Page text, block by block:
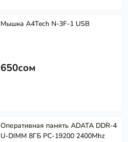
Мышка A4Tech N-3F-1 USB
650сом
Оперативная память ADATA DDR-4
U-DIMM 8ГБ PC-19200 2400Mhz